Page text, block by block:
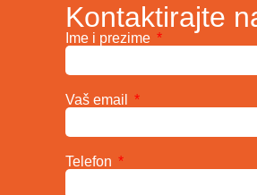
Kontaktirajte
Ime i prezime
Vaš email
Telefon